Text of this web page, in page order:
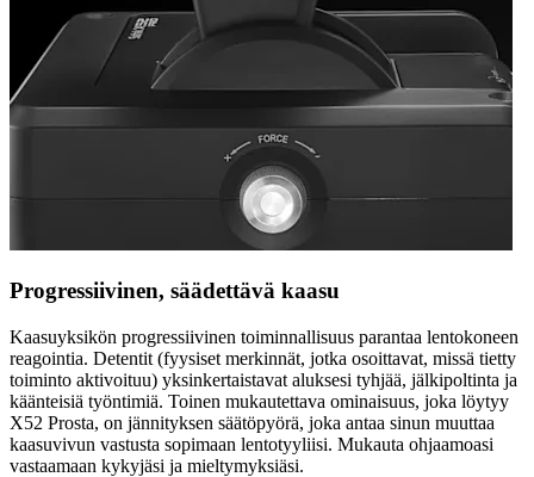
Progressiivinen, säädettävä kaasu
Kaasuyksikön progressiivinen toiminnallisuus parantaa lentokoneen
reagointia. Detentit (fyysiset merkinnät, jotka osoittavat, missä tietty
toiminto aktivoituu) yksinkertaistavat aluksesi tyhjää, jälkipoltinta ja
käänteisiä työntimiä. Toinen mukautettava ominaisuus, joka löytyy
X52 Prosta, on jännityksen säätöpyörä, joka antaa sinun muuttaa
kaasuvivun vastusta sopimaan lentotyyliisi. Mukauta ohjaamoasi
vastaamaan kykyjäsi ja mieltymyksiäsi.